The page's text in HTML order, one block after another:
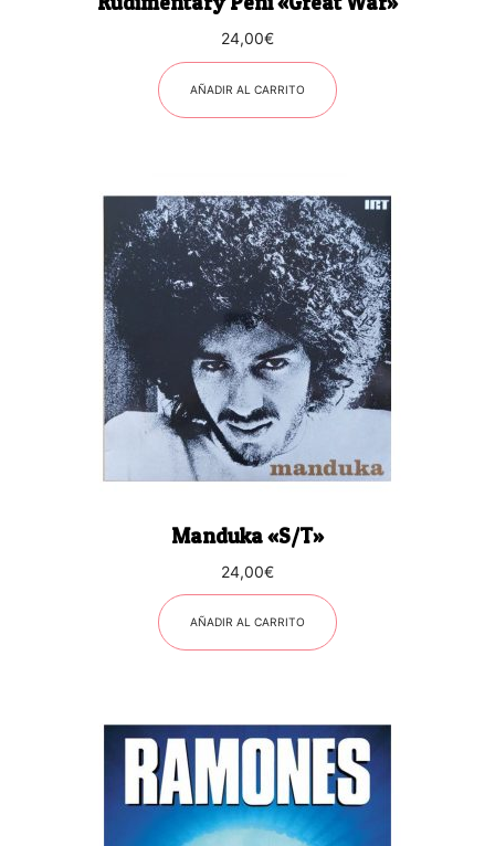
24,00€
AÑADIR AL CARRITO
Manduka «S/T»
24,00€
AÑADIR AL CARRITO